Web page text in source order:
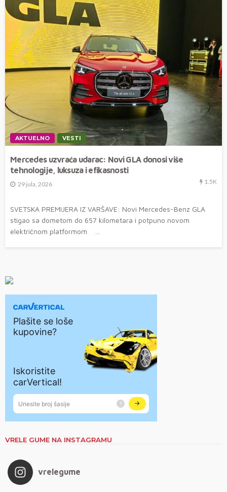
AKTUELNO VESTI
Mercedes uzvraća udarac: Novi GLA donosi više
tehnologije, luksuza i efikasnosti
29 jula, 2026 1.5K
SVETSKA PREMIJERA IZ VARŠAVE: Novi Mercedes-Benz GLA
stigao sa dometom do 657 kilometara i potpuno novom
električnom platformom ...
VRELE GUME NA INSTAGRAMU
vrelegume